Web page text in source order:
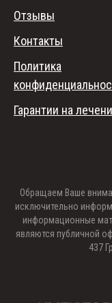
Отзывы
Контакты
Политика
Гарантии на
Обращаем Ваше
исключительно
информационные
являются публичной
437